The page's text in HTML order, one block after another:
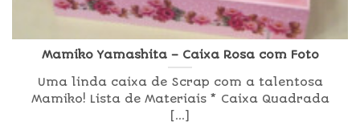
Mamiko Yamashita – Caixa Rosa com Foto
Uma linda caixa de Scrap com a talentosa
Mamiko! Lista de Materiais * Caixa Quadrada
[...]